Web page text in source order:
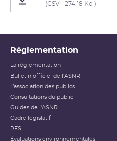
(CSV - 274.18 Ko )
Réglementation
La réglementation
Bulletin officiel de l'ASNR
L’association des publics
Consultations du public
Guides de l'ASNR
Cadre législatif
RFS
Évaluations environnementales